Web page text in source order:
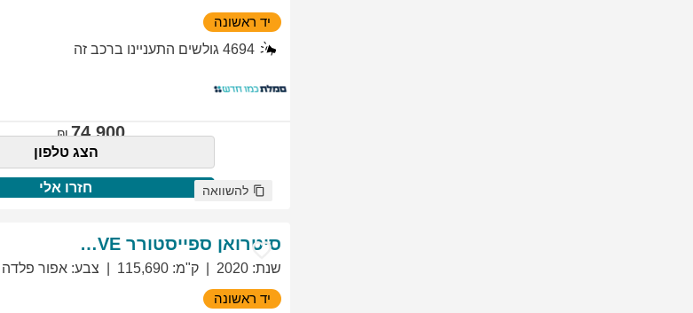
יד ראשונה
4694 גולשים התעניינו ברכב זה
74,900
הצג טלפון
חזרו אלי להשוואה
סיטרואן ספייסטורר EXCLUSIVE
שנת:
2020 ק"מ:
115,690 צבע: אפור פלדה
יד ראשונה